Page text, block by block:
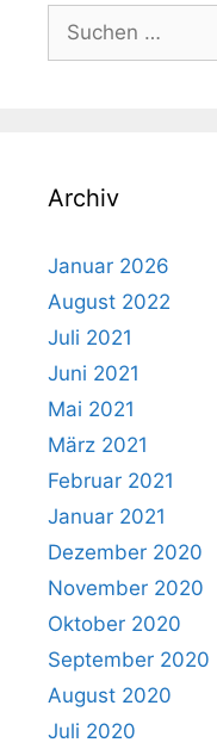
Suchen
nach:
Archiv
Januar 2026
August 2022
Juli 2021
Juni 2021
Mai 2021
März 2021
Februar 2021
Januar 2021
Dezember 2020
November 2020
Oktober 2020
September 2020
August 2020
Juli 2020